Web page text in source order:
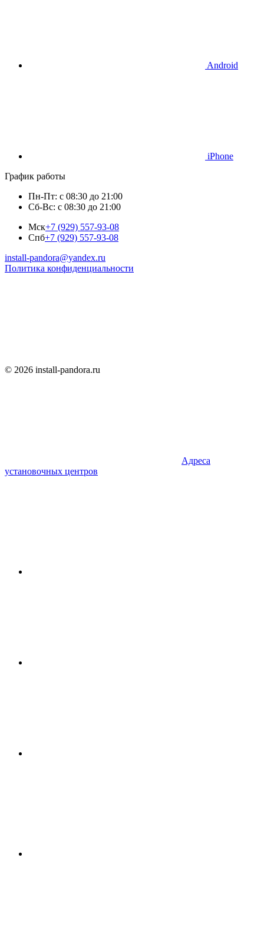
Android
iPhone
График работы
Пн-Пт: с 08:30 до 21:00
Сб-Вс: с 08:30 до 21:00
Мск+7 (929) 557-93-08
Спб+7 (929) 557-93-08
install-pandora@yandex.ru
Политика конфиденциальности
© 2026 install-pandora.ru
Адреса
установочных центров